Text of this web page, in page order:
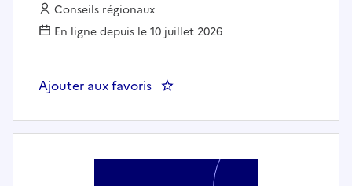
Employeur :
Conseils régionaux
En ligne depuis le 10 juillet 2026
Ajouter aux favoris : CHARGÉ DU SUIVI DES